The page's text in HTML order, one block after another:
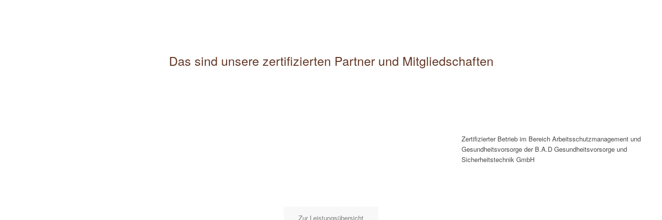
Das sind unsere zertifizierten Partner und Mitgliedschaften
Zertifizierter Betrieb im Bereich Arbeitsschutzmanagement und
Gesundheitsvorsorge der B.A.D Gesundheitsvorsorge und
Sicherheitstechnik GmbH
Zur Leistungsübersicht